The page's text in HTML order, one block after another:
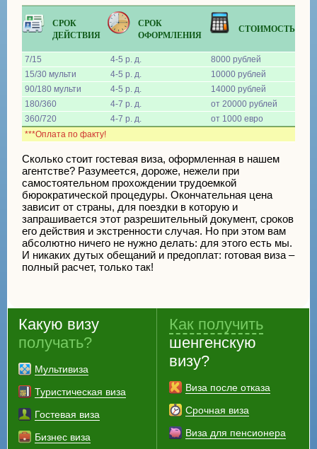
СРОК
ДЕЙСТВИЯ
СРОК
ОФОРМЛЕНИЯ
СТОИМОСТЬ
***Оплата по факту!
7/15 4-5 р. д.
8000 рублей
15/30 мульти
4-5 р. д.
10000 рублей
90/180 мульти
4-5 р. д.
14000 рублей
180/360
4-7 р. д.
от 20000 рублей
360/720
4-7 р. д. от 1000 евро
Сколько стоит гостевая виза, оформленная в нашем
агентстве? Разумеется, дороже, нежели при
самостоятельном прохождении трудоемкой
бюрократической процедуры. Окончательная цена
зависит от страны, для поездки в которую и
запрашивается этот разрешительный документ, сроков
его действия и экстренности случая. Но при этом вам
абсолютно ничего не нужно делать: для этого есть мы.
И никаких дутых обещаний и предоплат: готовая виза –
полный расчет, только так!
Какую визу
получать?
Мультивиза
Туристическая виза
Гостевая виза
Бизнес виза
Как получить
шенгенскую
визу?
Виза после отказа
Срочная виза
Виза для пенсионера